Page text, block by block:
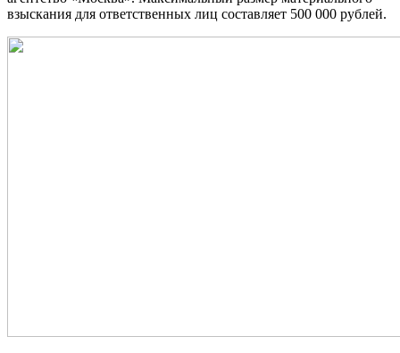
взыскания для ответственных лиц составляет 500 000 рублей.